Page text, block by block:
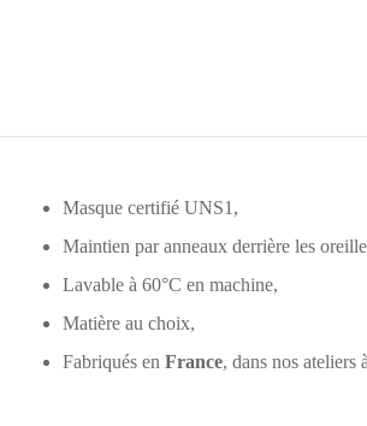
Masque certifié UNS1,
Maintien par anneaux derrière les
Lavable à 60°C en machine,
Matière au choix,
Fabriqués en France, dans nos ateliers à